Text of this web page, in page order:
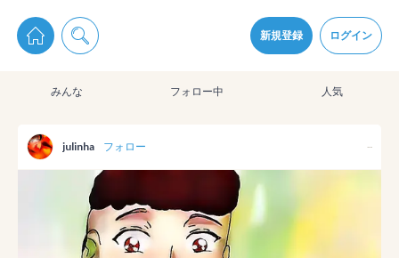
新規登録 ログイン
pixiv Sketchは2024年5月28日付で プライパシーポリシーを改定しました。
通知を受け取るにはここをクリックします
pixiv Sketchアプリでさらに快適に！
みんな フォロー中 人気
julinha フォロー --